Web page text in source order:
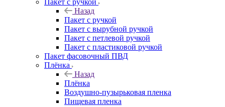
Пакет с ручкой
Назад
Пакет с ручкой
Пакет с вырубной ручкой
Пакет с петлевой ручкой
Пакет с пластиковой ручкой
Пакет фасовочный ПВД
Плёнка
Назад
Плёнка
Воздушно-пузырьковая пленка
Пищевая пленка